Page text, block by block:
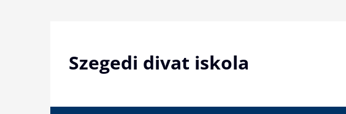
Szegedi divat iskola